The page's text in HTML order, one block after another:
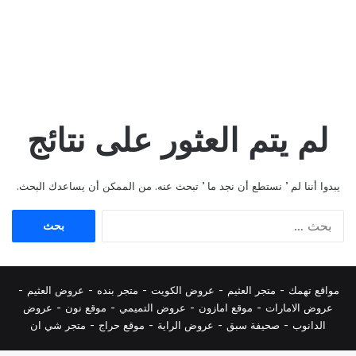
لم يتم العثور على نتائج
يبدوا أننا لم ’ نستطع أن نجد ما ’ تبحث عنه. من الممكن أن يساعدك البحث.
مواقع تهمك - متجر العثيم - عروض الكويت - متجر بنده - عروض العثيم -
عروض الامارات - موقع امازون - عروض التميمي - موقع نون - عروض
الدانوب - صحيفة سبق - عروض الراية - موقع حراج - متجر شي ان